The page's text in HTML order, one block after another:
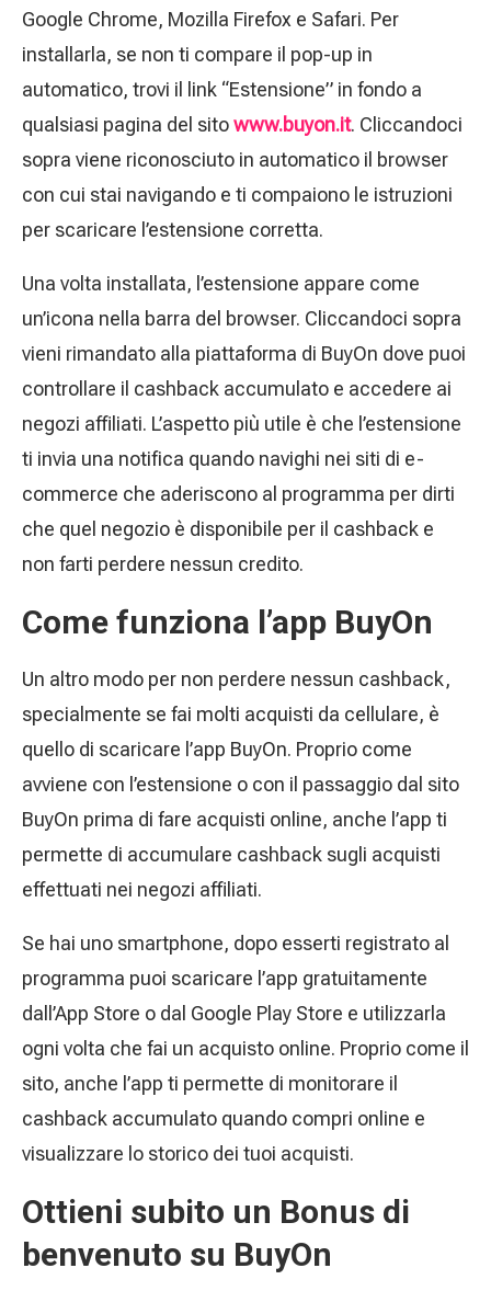
Google Chrome, Mozilla Firefox e Safari. Per
installarla, se non ti compare il pop-up in
automatico, trovi il link “Estensione” in fondo a
qualsiasi pagina del sitowww.buyon.it. Cliccandoci
sopra viene riconosciuto in automatico il browser
con cui stai navigando e ti compaiono le istruzioni
per scaricare l’estensione corretta.
Una volta installata, l’estensione appare come
un’icona nella barra del browser. Cliccandoci sopra
vieni rimandato alla piattaforma di BuyOn dove puoi
controllare il cashback accumulato e accedere ai
negozi affiliati. L’aspetto più utile è che l’estensione
ti invia una notifica quando navighi nei siti di e-
commerce che aderiscono al programma per dirti
che quel negozio è disponibile per il cashback e
non farti perdere nessun credito.
Come funziona l’app BuyOn
Un altro modo per non perdere nessun cashback,
specialmente se fai molti acquisti da cellulare, è
quello di scaricare l’app BuyOn. Proprio come
avviene con l’estensione o con il passaggio dal sito
BuyOn prima di fare acquisti online, anche l’app ti
permette di accumulare cashback sugli acquisti
effettuati nei negozi affiliati.
Se hai uno smartphone, dopo esserti registrato al
programma puoi scaricare l’app gratuitamente
dall’App Store o dal Google Play Store e utilizzarla
ogni volta che fai un acquisto online. Proprio come il
sito, anche l’app ti permette di monitorare il
cashback accumulato quando compri online e
visualizzare lo storico dei tuoi acquisti.
Ottieni subito un Bonus di
benvenuto su BuyOn